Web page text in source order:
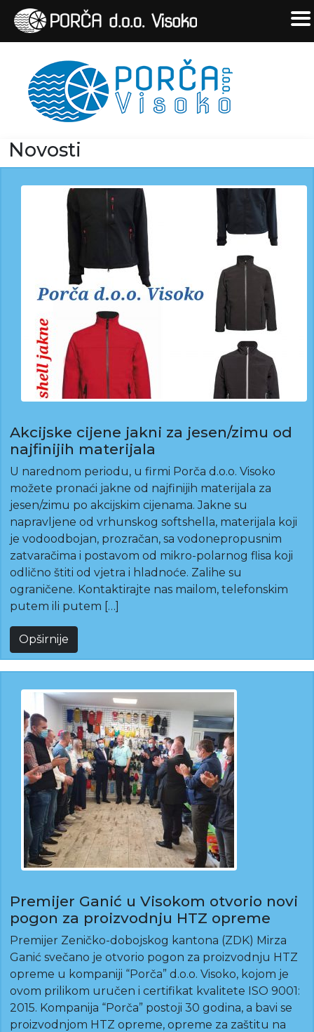
Novosti
Akcijske cijene jakni za jesen/zimu od
najfinijih materijala
U narednom periodu, u firmi Porča d.o.o. Visoko
možete pronaći jakne od najfinijih materijala za
jesen/zimu po akcijskim cijenama. Jakne su
napravljene od vrhunskog softshella, materijala koji
je vodoodbojan, prozračan, sa vodonepropusnim
zatvaračima i postavom od mikro-polarnog flisa koji
odlično štiti od vjetra i hladnoće. Zalihe su
ograničene. Kontaktirajte nas mailom, telefonskim
putem ili putem […]
Opširnije
Premijer Ganić u Visokom otvorio novi
pogon za proizvodnju HTZ opreme
Premijer Zeničko-dobojskog kantona (ZDK) Mirza
Ganić svečano je otvorio pogon za proizvodnju HTZ
opreme u kompaniji “Porča” d.o.o. Visoko, kojom je
ovom prilikom uručen i certifikat kvalitete ISO 9001:
2015. Kompanija “Porča” postoji 30 godina, a bavi se
proizvodnjom HTZ opreme, opreme za zaštitu na